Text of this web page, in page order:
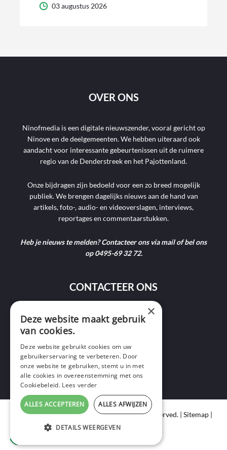
03 augustus 2026
OVER ONS
Ninofmedia is een digitale nieuwszender, vooral gericht op
Ninove en de deelgemeenten. We hebben uiteraard ook
aandacht voor interessante gebeurtenissen uit de ruimere
regio van de Denderstreek en het Pajottenland.
Onze bijdragen zijn bedoeld voor een zo breed mogelijk
publiek. We brengen dagelijks nieuws aan de hand van
artikels, foto-, audio- en videoverslagen, interviews,
reportages en commentaarstukken.
Heb je nieuws te melden? Contacteer ons via mail of bel ons
op 0495-69 32 72.
CONTACTEER ONS
9400 Ninove
+32 495 69 32 72
Copyright © 2020 Ninof Media. All Rights Reserved. | Sitemap|
Cookie Policy|Privacy Policy
×
Deze website maakt gebruik
van cookies.
Deze website gebruikt cookies om uw
gebruikerservaring te verbeteren. Door
onze website te gebruiken, stemt u in met
alle cookies in overeenstemming met ons
Cookiebeleid. Lees verder
ALLES ACCEPTEREN ALLES AFWIJZEN
DETAILS WEERGEVEN
STRIKT NOODZAKELIJK